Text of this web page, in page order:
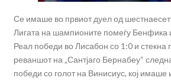
Се имаше во првиот дуел од
Лигата на шампионите помеѓу Бенфика
Реал победи во Лисабон со 1:0 и стекна
реваншот на „Сантјаго Бернабеу“
победи со голот на Винисиус, кој имаше